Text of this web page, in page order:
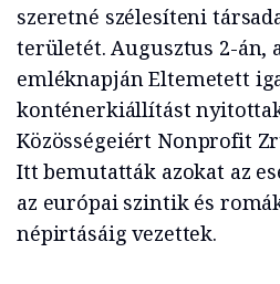
szeretné szélesíteni
területét. Augusztus 2-án,
emléknapján Eltemetett
konténerkiállítást nyitottak
Közösségeiért Nonprofit
Itt bemutatták azokat az
az európai szintik és
népirtásáig vezettek.